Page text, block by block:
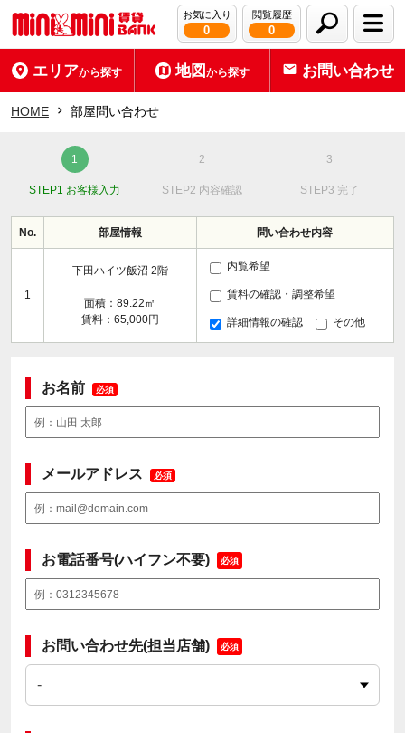
お気に入り
0
閲覧履歴
0
エリアから探す 地図から探す お問い合わせ
HOME 部屋問い合わせ
STEP1 お客様入力 STEP2 内容確認 STEP3 完了
No. 部屋情報 問い合わせ内容
1
下田ハイツ飯沼 2階
面積：89.22㎡
賃料：65,000円
内覧希望
賃料の確認・調整希望
詳細情報の確認 その他
お名前 必須
メールアドレス 必須
お電話番号(ハイフン不要) 必須
お問い合わせ先(担当店舗) 必須